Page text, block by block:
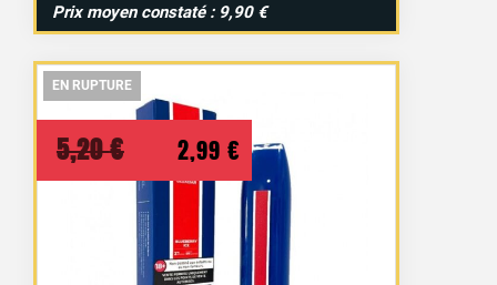
Prix moyen constaté : 9,90 €
EN RUPTURE
EN RUPTURE
5,20€
Le
prix
initial
était :
2,99 € Le
prix
actuel
est :
EN RUPTURE